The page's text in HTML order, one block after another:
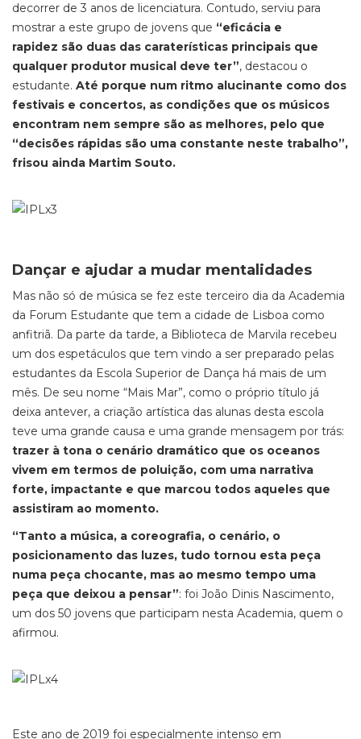
decorrer de 3 anos de licenciatura. Contudo, serviu para
mostrar a este grupo de jovens que “eficácia e
rapidez são duas das caraterísticas principais que
qualquer produtor musical deve ter”, destacou o
estudante. Até porque num ritmo alucinante como dos
festivais e concertos, as condições que os músicos
encontram nem sempre são as melhores, pelo que
“decisões rápidas são uma constante neste trabalho”,
frisou ainda Martim Souto.
Dançar e ajudar a mudar mentalidades
Mas não só de música se fez este terceiro dia da Academia
da Forum Estudante que tem a cidade de Lisboa como
anfitriã. Da parte da tarde, a Biblioteca de Marvila recebeu
um dos espetáculos que tem vindo a ser preparado pelas
estudantes da Escola Superior de Dança há mais de um
mês. De seu nome “Mais Mar”, como o próprio título já
deixa antever, a criação artística das alunas desta escola
teve uma grande causa e uma grande mensagem por trás:
trazer à tona o cenário dramático que os oceanos
vivem em termos de poluição, com uma narrativa
forte, impactante e que marcou todos aqueles que
assistiram ao momento.
“Tanto a música, a coreografia, o cenário, o
posicionamento das luzes, tudo tornou esta peça
numa peça chocante, mas ao mesmo tempo uma
peça que deixou a pensar”: foi João Dinis Nascimento,
um dos 50 jovens que participam nesta Academia, quem o
afirmou.
Este ano de 2019 foi especialmente intenso em